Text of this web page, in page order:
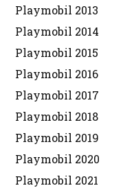
Playmobil 2013
Playmobil 2014
Playmobil 2015
Playmobil 2016
Playmobil 2017
Playmobil 2018
Playmobil 2019
Playmobil 2020
Playmobil 2021